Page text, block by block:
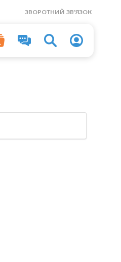
ЗВОРОТНИЙ ЗВ'ЯЗОК